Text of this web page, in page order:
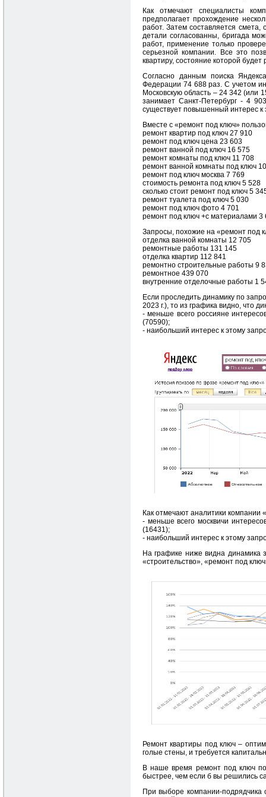
Как отмечают специалисты
предполагает прохождение
работ. Затем составляется
детали согласованны, бригада
работ, применение только
серьезной компании. Все это
квартиру, состояние которой
Cогласно данным поиска
Федерации 74 688 раз. С учетом
Московскую область – 24 342 (или
занимает Санкт-Петербург - 4
существует повышенный интерес
Вместе с «ремонт под ключ»
ремонт квартир под ключ 27 910
ремонт под ключ цена 23 603
ремонт ванной под ключ 16 575
ремонт комнаты под ключ 11 708
ремонт ванной комнаты под ключ
ремонт под ключ москва 7 769
стоимость ремонта под ключ 5 528
сколько стоит ремонт под ключ 5
ремонт туалета под ключ 5 030
ремонт под ключ фото 4 701
ремонт под ключ +с материалами 3
Запросы, похожие на «ремонт под
отделка ванной комнаты 12 705
ремонтные работы 131 145
отделка квартир 112 841
ремонтно строительные работы 9
ремонтное 439 070
внутренние отделочные работы 1
Если проследить динамику по
2023 г.), то из графика видно, что
- меньше всего россияне
(70590);
- наибольший интерес к этому
Как отмечают аналитики
- меньше всего москвичи
(16431);
- наибольший интерес к этому
На графике ниже видна динамика
«строительство», «ремонт под
Ремонт квартиры под ключ –
голые стены, и требуется
В наше время ремонт под ключ
быстрее, чем если б вы решились
При выборе компании-подрядчика